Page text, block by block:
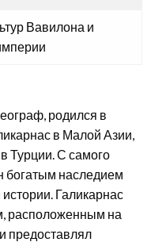
Вавилона и
родился в
в Малой Азии,
Турции. С самого
богатым наследием
Галикарнас
расположенным на
предоставлял